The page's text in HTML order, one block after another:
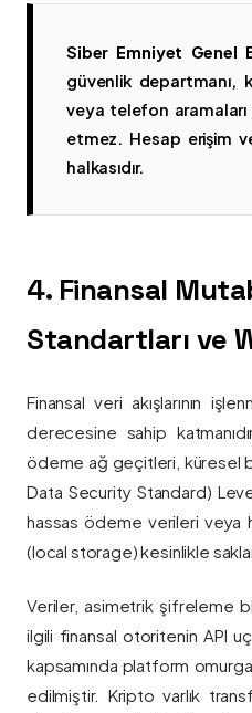
Siber Emniyet Genel
güvenlik departmanı,
veya telefon
etmez. Hesap erişim
halkasıdır.
4. Finansal
Standartları ve
Finansal veri akışlarının
derecesine sahip
ödeme ağ geçitleri, küresel
Data Security Standard)
hassas ödeme verileri veya
(local storage) kesinlikle
Veriler, asimetrik şifreleme
ilgili finansal otoritenin API
kapsamında platform
edilmiştir. Kripto varlık